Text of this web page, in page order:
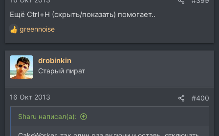
Ещё Ctrl+H (скрыть/показать) помогает..
Р
е
а
ц
и
и
:
greennoise
drobinkin
Старый пират
16 Окт 2013 #400
Sharu написал(а):